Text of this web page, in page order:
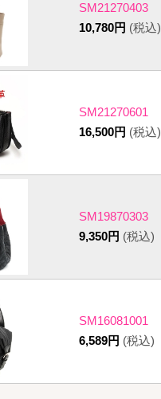
SM21270403
10,780円 (税込)
SM21270601
16,500円 (税込)
SM19870303
9,350円 (税込)
SM16081001
6,589円 (税込)